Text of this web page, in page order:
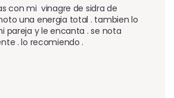
con mi  vinagre de sidra de
una energia total . tambien lo
pareja y le encanta . se nota
. lo recomiendo .